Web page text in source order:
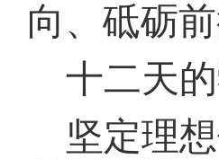
向、砥砺前
十二天
坚定理